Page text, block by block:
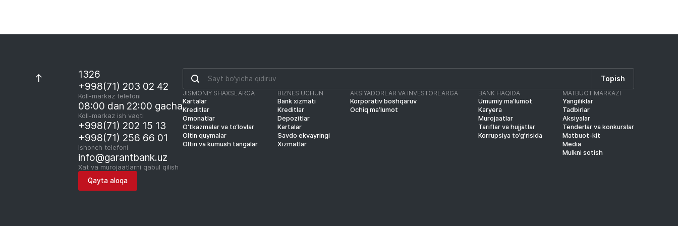
1326
+998(71) 203 02 42
Koll-markaz telefoni
08:00 dan 22:00 gacha
Koll-markaz ish vaqti
+998(71) 202 15 13
+998(71) 256 66 01
Ishonch telefoni
info@garantbank.uz
Xat va murojaatlarni qabul qilish
Qayta aloqa
Topish
JISMONIY SHAXSLARGA
Kartalar
Kreditlar
Omonatlar
O‘tkazmalar va to‘lovlar
Oltin quymalar
Oltin va kumush tangalar
BIZNES UCHUN
Bank xizmati
Kreditlar
Depozitlar
Kartalar
Savdo ekvayringi
Xizmatlar
AKSIYADORLAR VA INVESTORLARGA
Korporativ boshqaruv
Ochiq ma’lumot
BANK HAQIDA
Umumiy ma’lumot
Karyera
Murojaatlar
Tariflar va hujjatlar
Korrupsiya to’g’risida
MATBUOT MARKAZI
Yangiliklar
Tadbirlar
Aksiyalar
Tenderlar va konkurslar
Matbuot-kit
Media
Mulkni sotish